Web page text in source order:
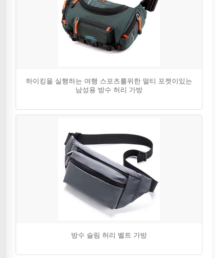
하이킹을 실행하는 여행 스포츠를위한 멀티 포켓이있는
남성용 방수 허리 가방
방수 슬림 허리 벨트 가방